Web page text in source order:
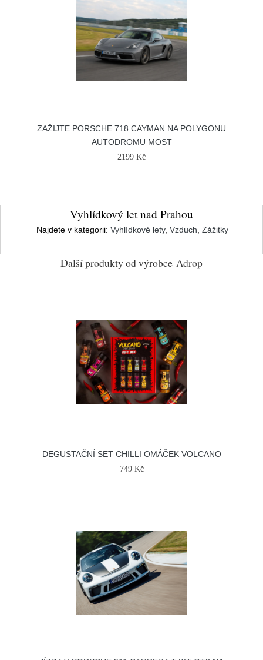
ZAŽIJTE PORSCHE 718 CAYMAN NA POLYGONU
AUTODROMU MOST
2199 Kč
Vyhlídkový let nad Prahou
Najdete v kategorii: Vyhlídkové lety, Vzduch Zážitky
Další produkty od výrobce Adrop
DEGUSTAČNÍ SET CHILLI OMÁČEK VOLCANO
749 Kč